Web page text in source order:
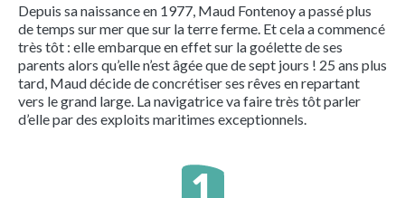
Depuis sa naissance en 1977, Maud Fontenoy a passé plus
de temps sur mer que sur la terre ferme. Et cela a commencé
très tôt : elle embarque en effet sur la goélette de ses
parents alors qu’elle n’est âgée que de sept jours ! 25 ans plus
tard, Maud décide de concrétiser ses rêves en repartant
vers le grand large. La navigatrice va faire très tôt parler
d’elle par des exploits maritimes exceptionnels.